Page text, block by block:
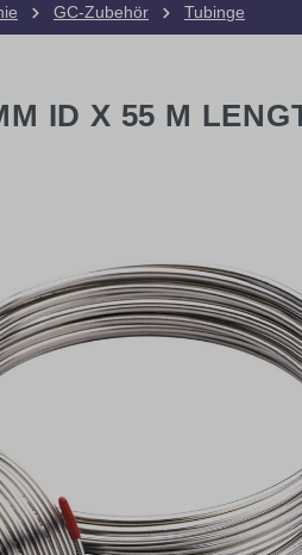
GC-Zubehör Tubinge
ID X 55 M